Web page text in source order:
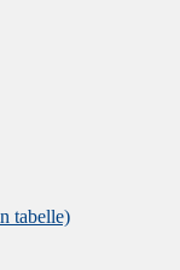
tabelle)